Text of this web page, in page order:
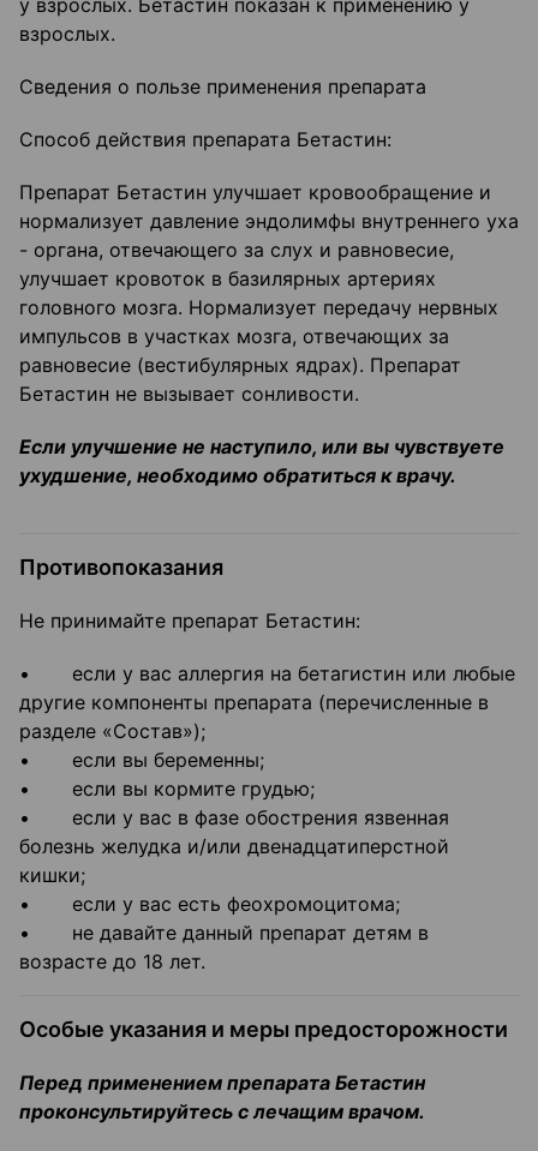
у взрослых. Бетастин показан к применению у
взрослых.
Сведения о пользе применения препарата
Способ действия препарата Бетастин:
Препарат Бетастин улучшает кровообращение и
нормализует давление эндолимфы внутреннего уха
- органа, отвечающего за слух и равновесие,
улучшает кровоток в базилярных артериях
головного мозга. Нормализует передачу нервных
импульсов в участках мозга, отвечающих за
равновесие (вестибулярных ядрах). Препарат
Бетастин не вызывает сонливости.
Если улучшение не наступило, или вы чувствуете
ухудшение, необходимо обратиться к врачу.
Противопоказания
Не принимайте препарат Бетастин:
• если у вас аллергия на бетагистин или любые
другие компоненты препарата (перечисленные в
разделе «Состав»);
• если вы беременны;
• если вы кормите грудью;
• если у вас в фазе обострения язвенная
болезнь желудка и/или двенадцатиперстной
кишки;
• если у вас есть феохромоцитома;
• не давайте данный препарат детям в
возрасте до 18 лет.
Особые указания и меры предосторожности
Перед применением препарата Бетастин
проконсультируйтесь с лечащим врачом.